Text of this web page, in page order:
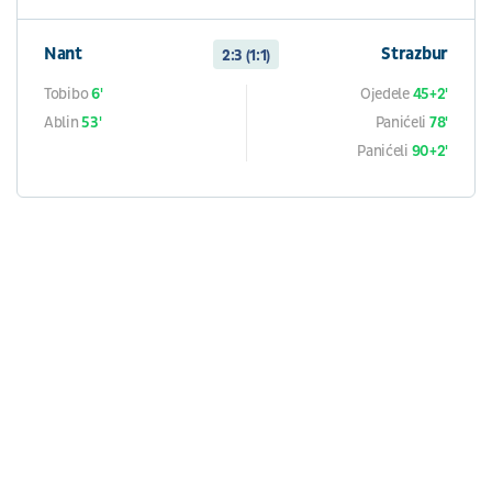
Nant 2:3 (1:1) Strazbur
Tobibo6'
Ablin53'
Ojedele45+2'
Panićeli 78'
Panićeli 90+2'